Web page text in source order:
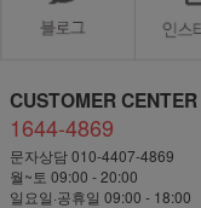
CUSTOMER CENTER
1644-4869
문자상담 010-4407-4869
월~토 09:00 - 20:00
일요일·공휴일 09:00 - 18:00